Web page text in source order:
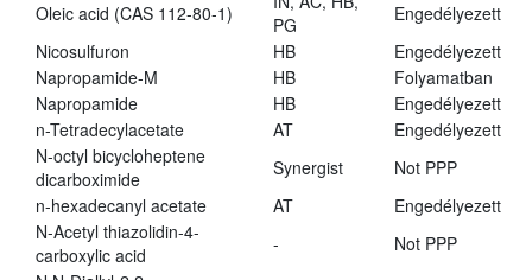
Oleic acid (CAS 112-80-1)
PG
Engedélyezett
Nicosulfuron
HB
Engedélyezett
Napropamide-M
HB
Folyamatban
Napropamide
HB
Engedélyezett
n-Tetradecylacetate
AT
Engedélyezett
N-octyl bicycloheptene
dicarboximide
Synergist
Not PPP
n-hexadecanyl acetate
AT
Engedélyezett
N-Acetyl thiazolidin-4-
carboxylic acid
-
Not PPP